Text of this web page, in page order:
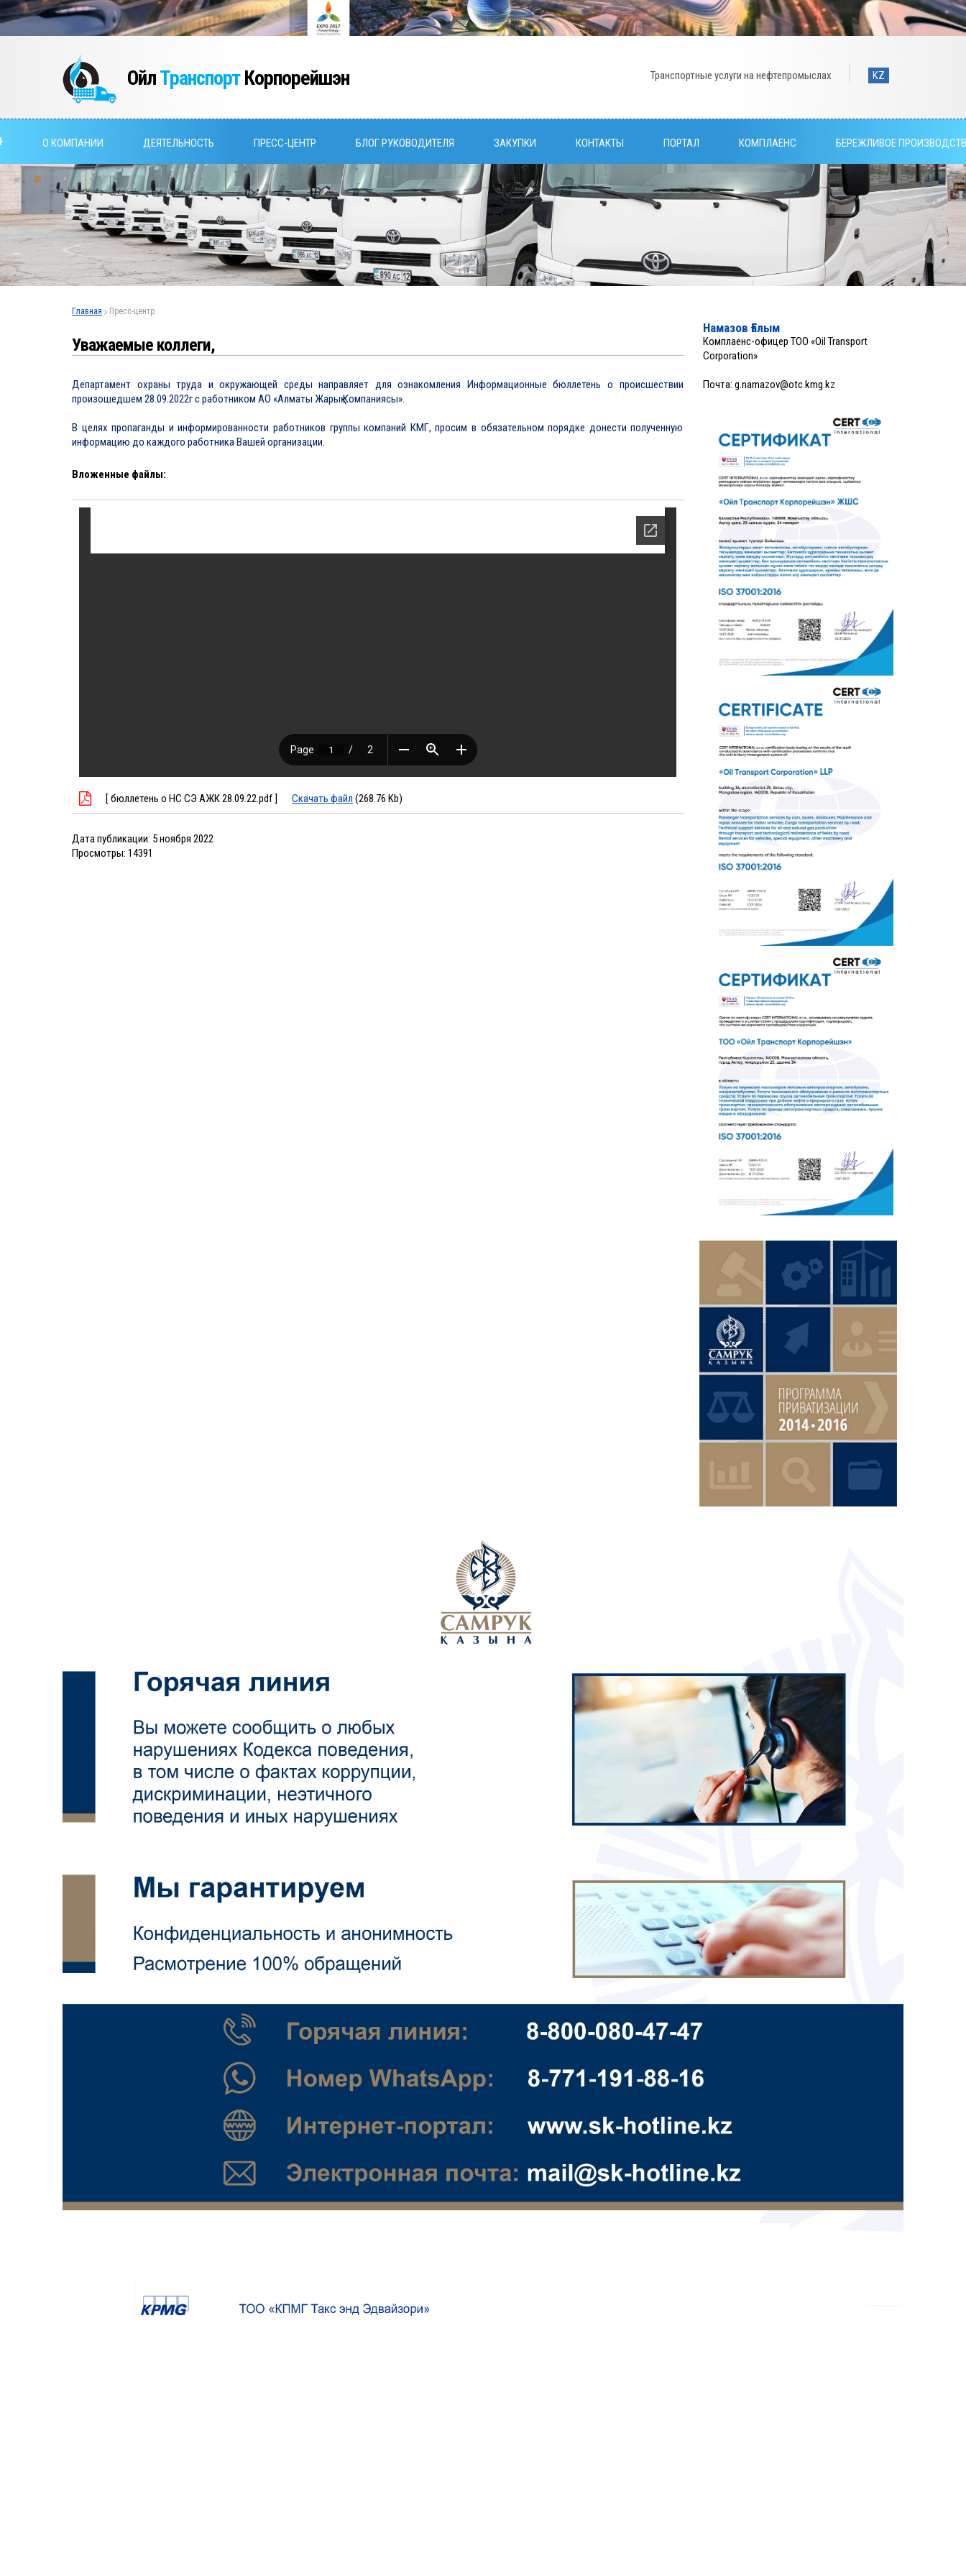
ОйлТранспортКорпорейшэн KZ
Транспортные услуги на нефтепромыслах
О КОМПАНИИ ДЕЯТЕЛЬНОСТЬ ПРЕСС-ЦЕНТР БЛОГ РУКОВОДИТЕЛЯ ЗАКУПКИ КОНТАКТЫ ПОРТАЛ КОМПЛАЕНС БЕРЕЖЛИВОЕ
Главная Пресс-центр
Уважаемые коллеги,
Департамент охраны труда и окружающей среды направляет для ознакомления Информационные бюллетень о происшествии
произошедшем 28.09.2022г с работником АО «Алматы Жарық Компаниясы».
В целях пропаганды и информированности работников группы компаний КМГ, просим в обязательном порядке донести полученную
информацию до каждого работника Вашей организации.
Вложенные файлы:
[ бюллетень о НС СЭ АЖК 28.09.22.pdf ] Скачать файл (268.76 Kb)
Дата публикации: 5 ноября 2022
Просмотры: 14391
Намазов Ғалым
Комплаенс-офицер ТОО «Oil Transport
Corporation»
Почта: g.namazov@otc.kmg.kz